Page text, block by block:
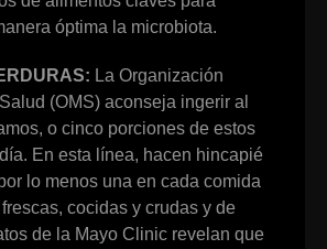
óptima la microbiota.
La Organización
(OMS) aconseja ingerir al
o cinco porciones de estos
En esta línea, hacen hincapié
lo menos una en cada comida
cocidas y crudas y de
de la Mayo Clinic revelan que